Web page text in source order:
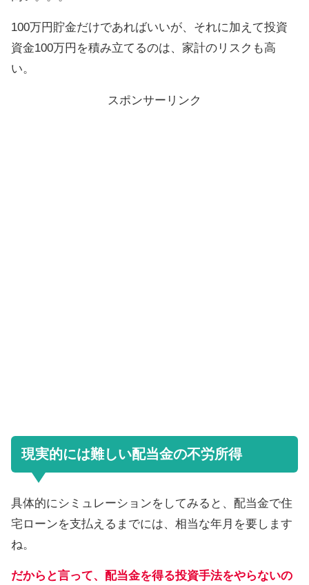
100万円貯金だけであればいいが、それに加えて投資
資金100万円を積み立てるのは、家計のリスクも高
い。
スポンサーリンク
現実的には難しい配当金の不労所得
具体的にシミュレーションをしてみると、配当金で住
宅ローンを支払えるまでには、相当な年月を要します
ね。
だからと言って、配当金を得る投資手法をやらないの